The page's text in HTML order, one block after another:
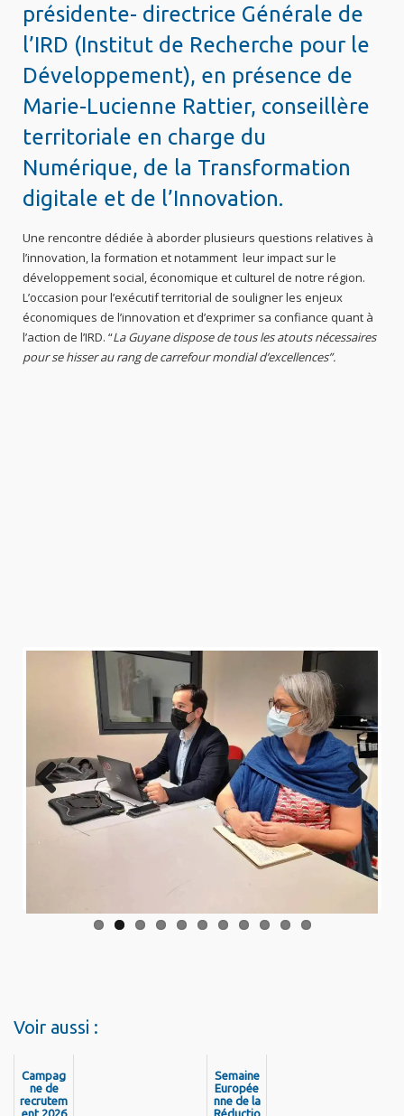
présidente- directrice Générale de
l’IRD (Institut de Recherche pour le
Développement), en présence de
Marie-Lucienne Rattier, conseillère
territoriale en charge du
Numérique, de la Transformation
digitale et de l’Innovation.
Une rencontre dédiée à aborder plusieurs questions relatives à
l’innovation, la formation et notamment leur impact sur le
développement social, économique et culturel de notre région.
L’occasion pour l’exécutif territorial de souligner les enjeux
économiques de l’innovation et d’exprimer sa confiance quant à
l’action de l’IRD. “La Guyane dispose de tous les atouts nécessaires
pour se hisser au rang de carrefour mondial d’excellences”.
Previo
Next
Voir aussi :
Campag
ne de
recrutem
Semaine
Europée
nne de la